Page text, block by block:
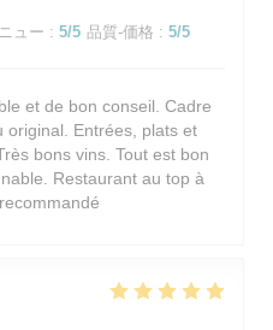
ュー : 5/5 品質-価格 : 5/5
et de bon conseil. Cadre
original. Entrées, plats et
bons vins. Tout est bon
Restaurant au top à